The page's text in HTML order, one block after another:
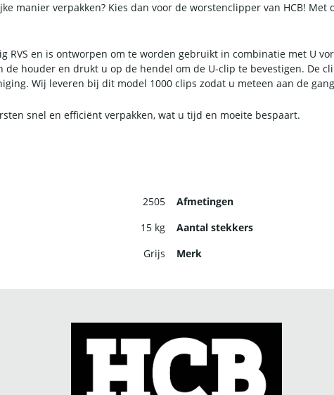
manier verpakken? Kies dan voor de worstenclipper van HCB!
RVS en is ontworpen om te worden gebruikt in combinatie met U
houder en drukt u op de hendel om de U-clip te bevestigen. De
Wij leveren bij dit model 1000 clips zodat u meteen aan de
snel en efficiënt verpakken, wat u tijd en moeite bespaart.
2505
Afmetingen
15 kg
Aantal stekkers
Grijs Merk